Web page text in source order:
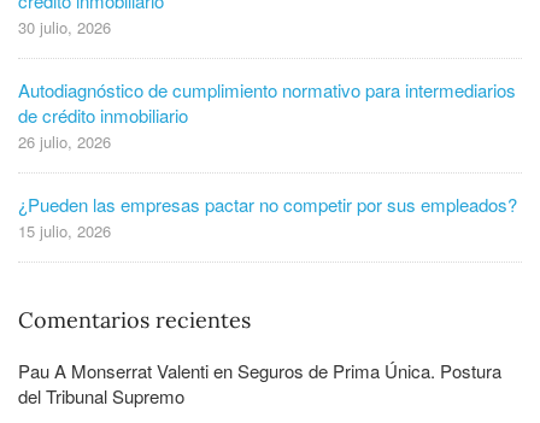
30 julio, 2026
Autodiagnóstico de cumplimiento normativo para intermediarios
de crédito inmobiliario
26 julio, 2026
¿Pueden las empresas pactar no competir por sus empleados?
15 julio, 2026
Comentarios recientes
Pau A Monserrat ValentienSeguros de Prima Única. Postura
del Tribunal Supremo